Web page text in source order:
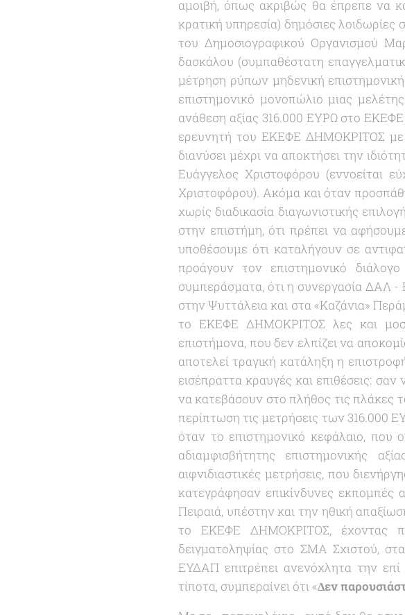
αμοιβή, όπως ακριβώς θα έπρεπε να
κρατική υπηρεσία) δημόσιες
του Δημοσιογραφικού Οργανισμού
δασκάλου (συμπαθέστατη
μέτρηση ρύπων μηδενική
επιστημονικό μονοπώλιο μιας
ανάθεση αξίας 316.000 ΕΥΡΩ στο
ερευνητή του ΕΚΕΦΕ ΔΗΜΟΚΡΙΤΟΣ με
διανύσει μέχρι να αποκτήσει την
Ευάγγελος Χριστοφόρου (εννοείται
Χριστοφόρου). Ακόμα και όταν
χωρίς διαδικασία διαγωνιστικής
στην επιστήμη, ότι πρέπει να
υποθέσουμε ότι καταλήγουν σε
προάγουν τον επιστημονικό
συμπεράσματα, ότι η συνεργασία ΔΑΛ -
στην Ψυττάλεια και στα «Καζάνια»
το ΕΚΕΦΕ ΔΗΜΟΚΡΙΤΟΣ λες και
επιστήμονα, που δεν ελπίζει να
αποτελεί τραγική κατάληξη η
εισέπραττα κραυγές και επιθέσεις:
να κατεβάσουν στο πλήθος τις πλάκες
περίπτωση τις μετρήσεις των 316.000
όταν το επιστημονικό κεφάλαιο, που
αδιαμφισβήτητης επιστημονικής
αιφνιδιαστικές μετρήσεις, που
κατεγράφησαν επικίνδυνες
Πειραιά, υπέστην και την ηθική
το ΕΚΕΦΕ ΔΗΜΟΚΡΙΤΟΣ, έχοντας
δειγματοληψίας στο ΣΜΑ Σχιστού,
ΕΥΔΑΠ επιτρέπει ανενόχλητα την
τίποτα, συμπεραίνει ότι «∆εν